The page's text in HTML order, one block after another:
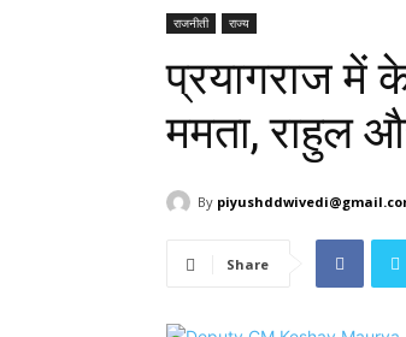
राजनीती राज्य
प्रयागराज में
ममता, राहुल
By
Share